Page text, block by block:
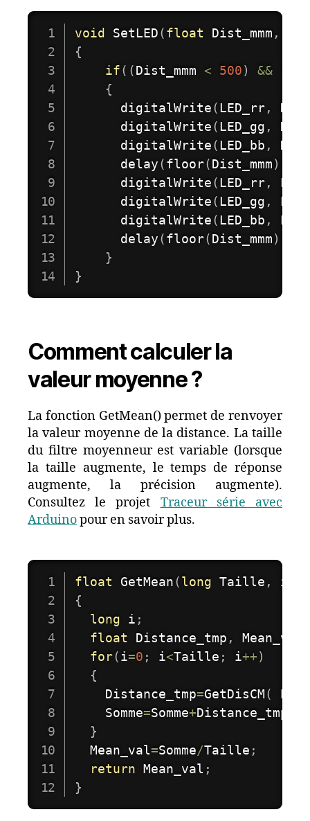
void SetLED(float Dist_mmm ,
{
if( (Dist_mmm < 500) &&
{
digitalWrite(LED_rr,
digitalWrite(LED_gg ,
digitalWrite(LED_bb ,
delay(floor(Dist_mmm)
digitalWrite(LED_rr, LOW
digitalWrite(LED_gg , LOW
digitalWrite(LED_bb , LOW
delay(floor(Dist_mmm)
}
}
Comment calculer la
valeur moyenne ?
La fonction GetMean() permet de renvoyer
la valeur moyenne de la distance. La taille
du filtre moyenneur est variable (lorsque
la taille augmente, le temps de réponse
augmente, la précision augmente).
Consultez le projet Traceur série avec
Arduinopour en savoir plus.
float GetMean(long Taille , int
{
long i ;
float
Distance_tmp , Mean_val
for(i=0 ; i<Taille ; i++)
{
    Distance_tmp
=GetDisCM(
    Somme
=Somme+Distance_tmp
}
  Mean_val
=Somme/Taille ;
return Mean_val ;
}